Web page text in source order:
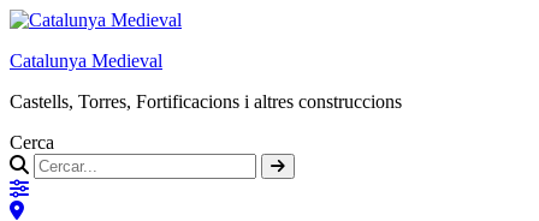
Catalunya Medieval
Castells, Torres, Fortificacions i altres construccions
Cerca